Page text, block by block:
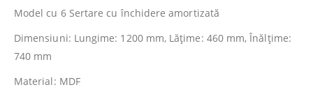
Model cu 6 Sertare cu închidere amortizată
Dimensiuni: Lungime: 1200 mm, Lăţime: 460 mm, Înălţime:
740 mm
Material: MDF